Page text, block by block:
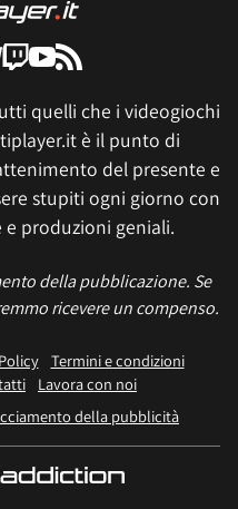
quelli che i videogiochi
è il punto di
del presente e
stupiti ogni giorno con
e produzioni geniali.
della pubblicazione. Se
ricevere un compenso.
Termini e condizioni
Lavora con noi
della pubblicità